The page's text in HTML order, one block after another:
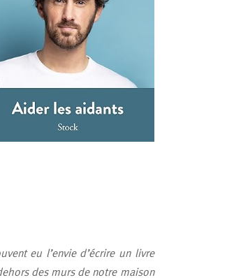
eu l’envie d’écrire un livre
des murs de notre maison